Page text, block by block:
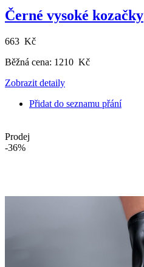
Černé vysoké kozačky
663 Kč
Běžná cena: 1210 Kč
Zobrazit detaily
Přidat do seznamu přání
Prodej
-36%